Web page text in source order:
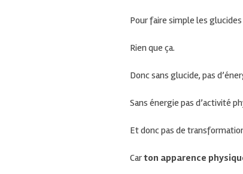
Pour faire simple les
Rienque ça.
Donc sans glucide, pas
Sans énergie pas d’activité
Et donc pas de
Carton apparence